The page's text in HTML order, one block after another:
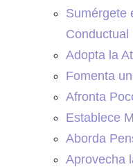
Sumérgete
Conductual
Adopta la
Fomenta
Afronta
Establece
Aborda
Aprovecha